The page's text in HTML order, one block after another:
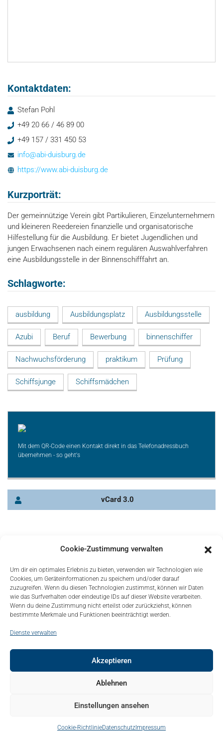
Cookie-Zustimmung verwalten
Um dir ein optimales Erlebnis zu bieten, verwenden wir Technologien wie
Cookies, um Geräteinformationen zu speichern und/oder darauf
zuzugreifen. Wenn du diesen Technologien zustimmst, können wir Daten
wie das Surfverhalten oder eindeutige IDs auf dieser Website verarbeiten.
Wenn du deine Zustimmung nicht erteilst oder zurückziehst, können
bestimmte Merkmale und Funktionen beeinträchtigt werden.
Dienste verwalten
Akzeptieren
Ablehnen
Einstellungen ansehen
Cookie-RichtlinieDatenschutz Impressum
Kontaktdaten:
Stefan Pohl
+49 20 66 / 46 89 00
+49 157 / 331 450 53
info@abi-duisburg.de
https://www.abi-duisburg.de
Kurzporträt:
Der gemeinnützige Verein gibt Partikulieren, Einzelunternehmern
und kleineren Reedereien finanzielle und organisatorische
Hilfestellung für die Ausbildung. Er bietet Jugendlichen und
jungen Erwachsenen nach einem regulären Auswahlverfahren
eine Ausbildungsstelle in der Binnenschifffahrt an.
Schlagworte:
ausbildung Ausbildungsplatz Ausbildungsstelle
Azubi Beruf Bewerbung binnenschiffer
Nachwuchsförderung praktikum Prüfung
Schiffsjunge Schiffsmädchen
Mit dem QR-Code einen Kontakt direkt in das Telefonadressbuch
übernehmen - so geht's
vCard 3.0
Datenschutz